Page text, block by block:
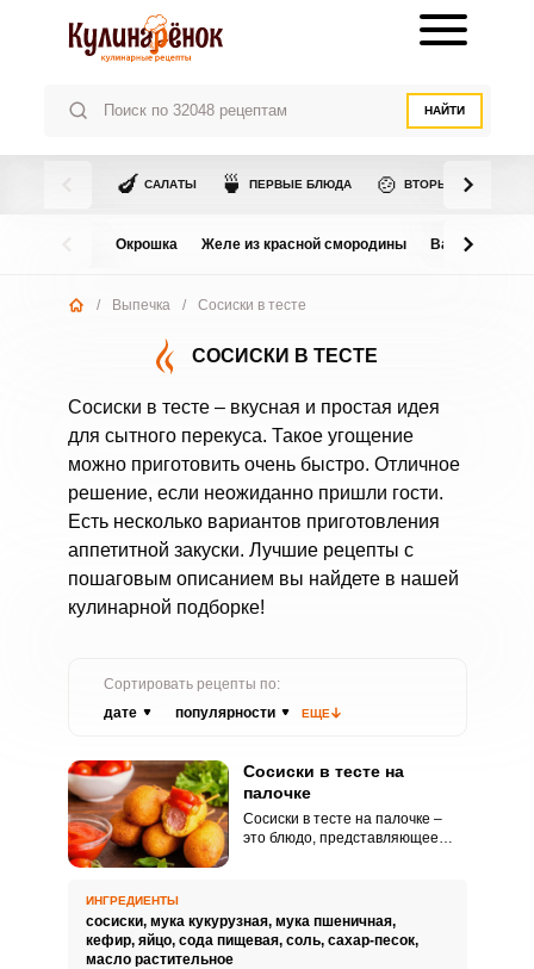
НАЙТИ
🍆 САЛАТЫ 🍵 ПЕРВЫЕ БЛЮДА 🍲 ВТОРЫЕ БЛЮДА
Окрошка Желе из красной смородины Варенье из
/ Выпечка / Сосиски в тесте
СОСИСКИ В ТЕСТЕ
Сосиски в тесте – вкусная и простая идея
для сытного перекуса. Такое угощение
можно приготовить очень быстро. Отличное
решение, если неожиданно пришли гости.
Есть несколько вариантов приготовления
аппетитной закуски. Лучшие рецепты с
пошаговым описанием вы найдете в нашей
кулинарной подборке!
Сортировать рецепты по:
дате
популярности ЕЩЕ
Сосиски в тесте на
палочке
Сосиски в тесте на палочке –
это блюдо, представляющее
любого размера и сорта, а тесто
может быть приготовлено из
разных видов муки, молока, яиц
ИНГРЕДИЕНТЫ
сосиски, мука кукурузная, мука пшеничная,
кефир, яйцо, сода пищевая, соль, сахар-песок,
масло растительное